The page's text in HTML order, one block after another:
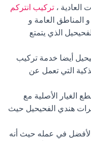
العادية ، تركيب انتركم
المناطق العامة و
الذي يتمتع
أيضا خدمة تركيب
التي تعمل عن
الغيار الأصلية مع
هندي الفحيحيل حيث
في عمله حيث أنه